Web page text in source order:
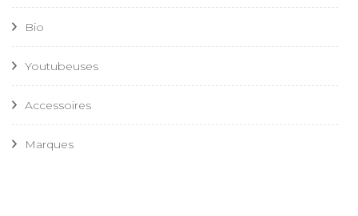
Bio
Youtubeuses
Accessoires
Marques